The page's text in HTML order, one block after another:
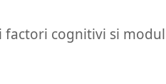
cognitivi si